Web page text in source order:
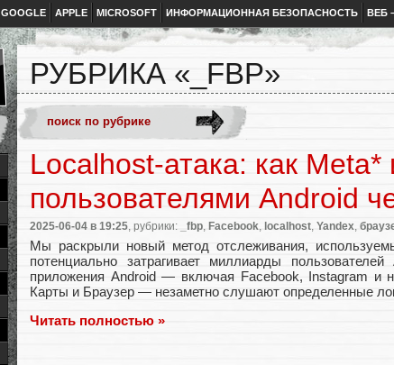
GOOGLE APPLE MICROSOFT ИНФОРМАЦИОННАЯ БЕЗОПАСНОСТЬ ВЕБ
РУБРИКА «_FBP»
Localhost-атака: как
пользователями Android
2025-06-04 в 19:25 , рубрики: _fbp Facebook localhost Yandex
Мы раскрыли новый метод отслеживания,
потенциально затрагивает миллиарды
приложения Android — включая Facebook, Instagram и
Карты и Браузер — незаметно слушают определенные
Читать полностью »